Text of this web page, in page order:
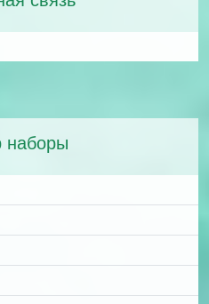
наборы